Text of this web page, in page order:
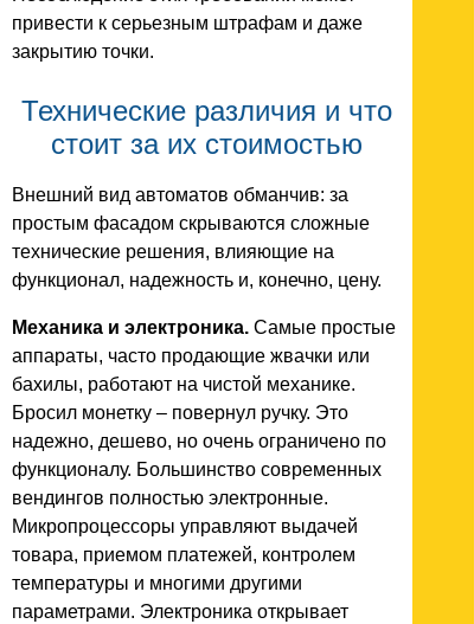
привести к серьезным штрафам и даже
закрытию точки.
Технические различия и что
стоит за их стоимостью
Внешний вид автоматов обманчив: за
простым фасадом скрываются сложные
технические решения, влияющие на
функционал, надежность и, конечно, цену.
Механика и электроника. Самые простые
аппараты, часто продающие жвачки или
бахилы, работают на чистой механике.
Бросил монетку – повернул ручку. Это
надежно, дешево, но очень ограничено по
функционалу. Большинство современных
вендингов полностью электронные.
Микропроцессоры управляют выдачей
товара, приемом платежей, контролем
температуры и многими другими
параметрами. Электроника открывает